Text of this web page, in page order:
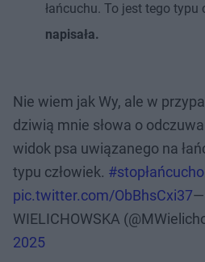
łańcuchu. To jest tego typu
napisała.
Nie wiem jak Wy, ale w
dziwią mnie słowa o
widok psa uwiązanego na
typu człowiek.
pic.twitter.com/ObBhsCxi37—
WIELICHOWSKA
2025